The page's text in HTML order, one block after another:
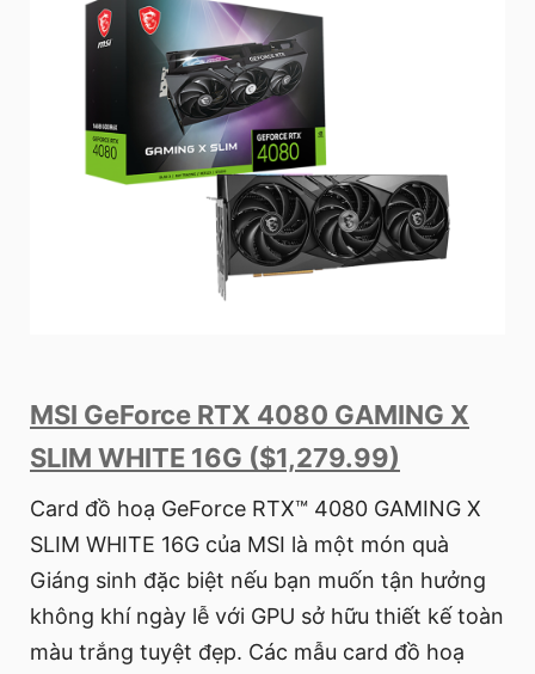
MSI GeForce RTX 4080 GAMING X
SLIM WHITE 16G ($1,279.99)
Card đồ hoạ GeForce RTX™ 4080 GAMING X
SLIM WHITE 16G của MSI là một món quà
Giáng sinh đặc biệt nếu bạn muốn tận hưởng
không khí ngày lễ với GPU sở hữu thiết kế toàn
màu trắng tuyệt đẹp. Các mẫu card đồ hoạ